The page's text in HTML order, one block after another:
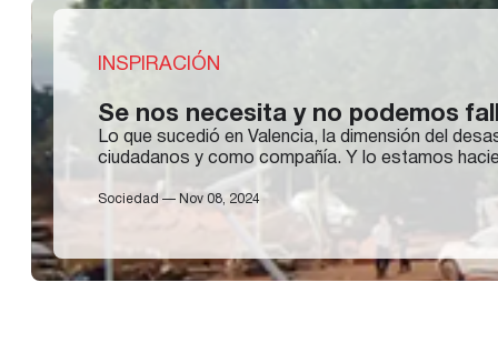
INSPIRACIÓN
Se nos necesita y no podemos
Lo que sucedió en Valencia, la dimensión del
ciudadanos y como compañía. Y lo estamos
Sociedad — Nov 08, 2024